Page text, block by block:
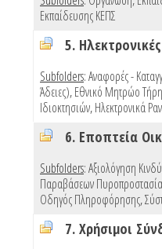
Εκπαίδευσης ΚΕΠΣ
5.
Subfolders:Αναφορές -
Άδειες),Εθνικό Μητρώο
Ιδιοκτησιών,Ηλεκτρονικά
Subfolders:Αξιολόγηση
Παραβάσεων
Οδηγός Πληροφόρησης,
7. Χρήσιμοι